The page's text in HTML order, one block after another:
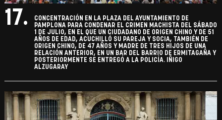
17.
CONCENTRACIÓN EN LA PLAZA DEL AYUNTAMIENTO DE
PAMPLONA PARA CONDENAR EL CRIMEN MACHISTA DEL SÁBADO
1 DE JULIO, EN EL QUE UN CIUDADANO DE ORIGEN CHINO Y DE 51
AÑOS DE EDAD, ACUCHILLÓ SU PAREJA Y SOCIA, TAMBIÉN DE
ORIGEN CHINO, DE 47 AÑOS Y MADRE DE TRES HIJOS DE UNA
RELACIÓN ANTERIOR, EN UN BAR DEL BARRIO DE ERMITAGAÑA Y
POSTERIORMENTE SE ENTREGÓ A LA POLICÍA. IÑIGO
ALZUGARAY